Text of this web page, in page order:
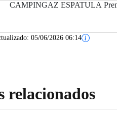
CAMPINGAZ ESPATULA
05/06/2026 06:14
relacionados